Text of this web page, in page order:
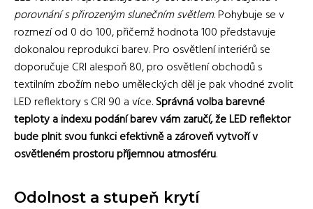
porovnání s přirozeným slunečním světlem. Pohybuje se v
rozmezí od 0 do 100, přičemž hodnota 100 představuje
dokonalou reprodukci barev. Pro osvětlení interiérů se
doporučuje CRI alespoň 80, pro osvětlení obchodů s
textilním zbožím nebo uměleckých děl je pak vhodné zvolit
LED reflektory s CRI 90 a více.Správná volba barevné
teploty a indexu podání barev vám zaručí, že LED reflektor
bude plnit svou funkci efektivně a zároveň vytvoří v
osvětleném prostoru příjemnou atmosféru.
Odolnost a stupeň krytí